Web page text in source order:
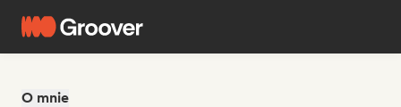
O mnie